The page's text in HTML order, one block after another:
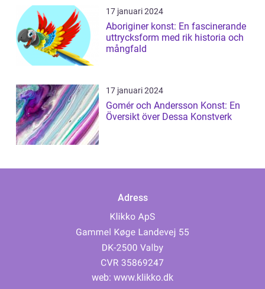
17 januari 2024
Aboriginer konst: En fascinerande
uttrycksform med rik historia och
mångfald
17 januari 2024
Gomér och Andersson Konst: En
Översikt över Dessa Konstverk
Adress
web: www.klikko.dk